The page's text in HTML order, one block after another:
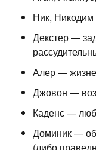
Ник,
Декстер —
Алер —
Джовон —
Каденс —
Доминик —